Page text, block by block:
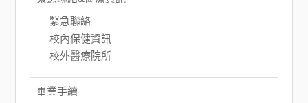
緊急聯絡
校內保健資訊
校外醫療院所
畢業手續